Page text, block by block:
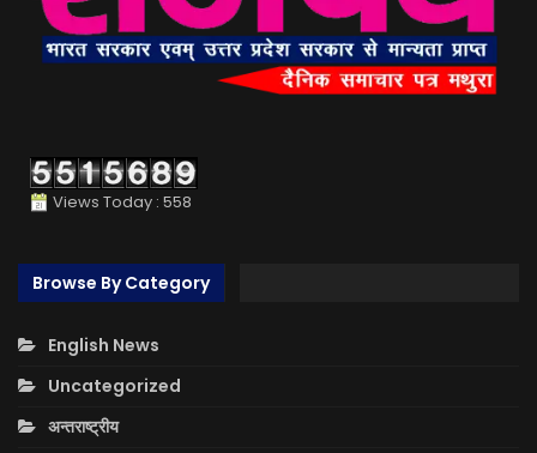
Views Today : 558
Browse By Category
English News
Uncategorized
अन्तराष्ट्रीय